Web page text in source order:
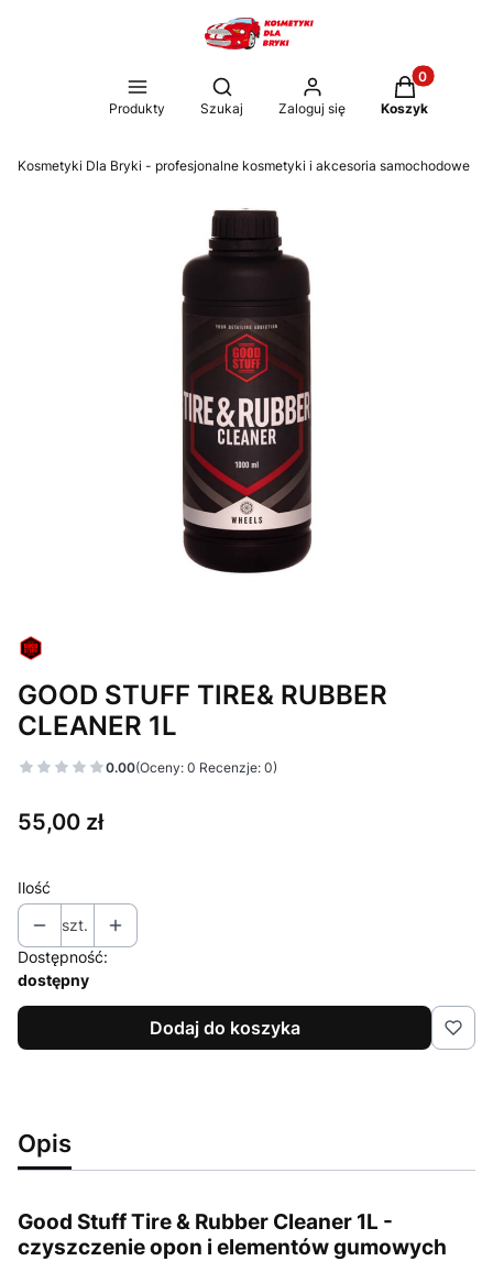
Produkty
Otwórz wyszukiwarkę
Szukaj Zaloguj się
Produkty w
Koszyk
Kosmetyki Dla Bryki - profesjonalne kosmetyki i akcesoria samochodowe
GOOD STUFF TIRE& RUBBER
CLEANER 1L
0.00(Oceny: 0 Recenzje: 0)
Cena
55,00 zł
Ilość
szt.
Dostępność:
dostępny
Dodaj do koszyka
Opis
Good Stuff Tire & Rubber Cleaner 1L -
czyszczenie opon i elementów gumowych